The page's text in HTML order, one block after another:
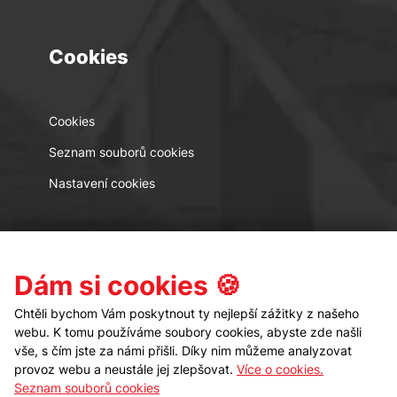
Cookies
Cookies
Seznam souborů cookies
Nastavení cookies
Kontakt Sledujte nás
Dám si cookies 🍪
Chtěli bychom Vám poskytnout ty nejlepší zážitky z našeho
webu. K tomu používáme soubory cookies, abyste zde našli
vše, s čím jste za námi přišli. Díky nim můžeme analyzovat
provoz webu a neustále jej zlepšovat. Více o cookies.
Seznam souborů cookies